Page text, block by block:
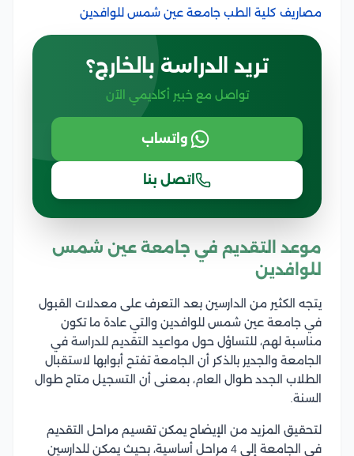
مصاريف كلية الطب جامعة عين شمس للوافدين
تريد الدراسة بالخارج؟
تواصل مع خبير أكاديمي الآن
واتساب
اتصل بنا
موعد التقديم في جامعة عين شمس
للوافدين
يتجه الكثير من الدارسين بعد التعرف على معدلات القبول
في جامعة عين شمس للوافدين والتي عادة ما تكون
مناسبة لهم، للتساؤل حول مواعيد التقديم للدراسة في
الجامعة والجدير بالذكر أن الجامعة تفتح أبوابها لاستقبال
الطلاب الجدد طوال العام، بمعنى أن التسجيل متاح طوال
السنة.
لتحقيق المزيد من الإيضاح يمكن تقسيم مراحل التقديم
في الجامعة إلى 4 مراحل أساسية، بحيث يمكن للدارسين